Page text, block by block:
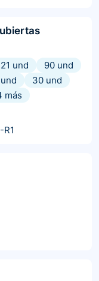
21 und
90 und
30 und
más